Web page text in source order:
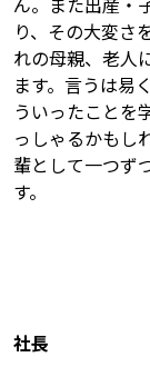
り、その大変さ
れの母親、老人
ます。言うは易
ういったことを
っしゃるかもし
輩として一つず
す。
社長